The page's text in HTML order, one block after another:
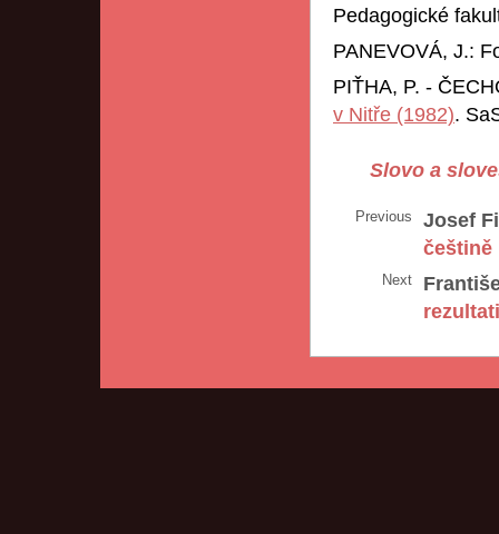
Pedagogické
PANEVOVÁ, J.:
PIŤHA, P. -
v Nitře (1982).
Slovo a
Previous
Josef
češtině
Next